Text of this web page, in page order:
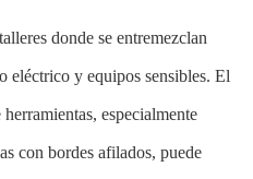
donde se entremezclan
eléctrico y equipos sensibles. El
especialmente
con bordes afilados, puede